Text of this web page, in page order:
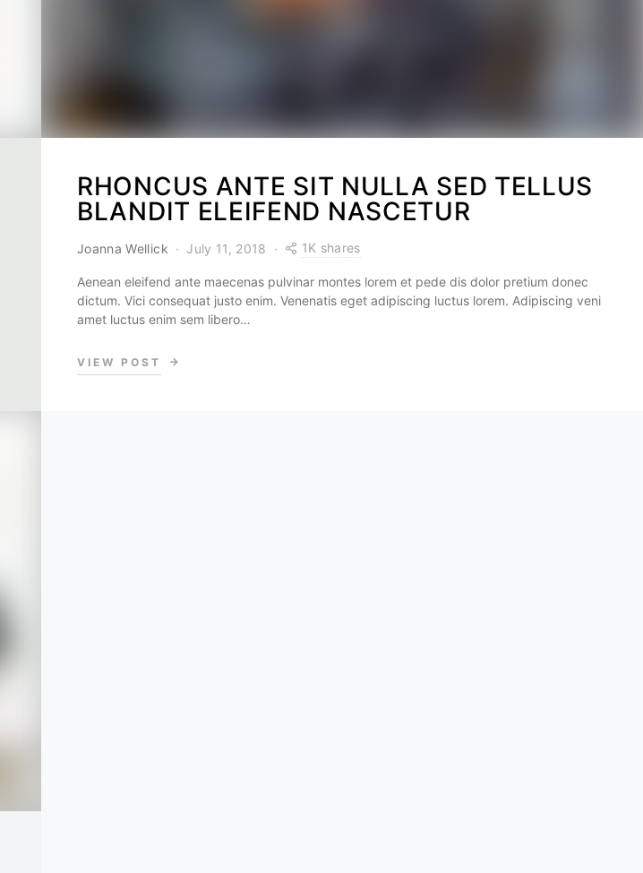
RHONCUS ANTE SIT NULLA SED TELLUS
BLANDIT ELEIFEND NASCETUR
Joanna Wellick July 11, 2018 1K shares
Aenean eleifend ante maecenas pulvinar montes lorem et pede dis dolor pretium donec
dictum. Vici consequat justo enim. Venenatis eget adipiscing luctus lorem. Adipiscing veni
amet luctus enim sem libero…
VIEW POST